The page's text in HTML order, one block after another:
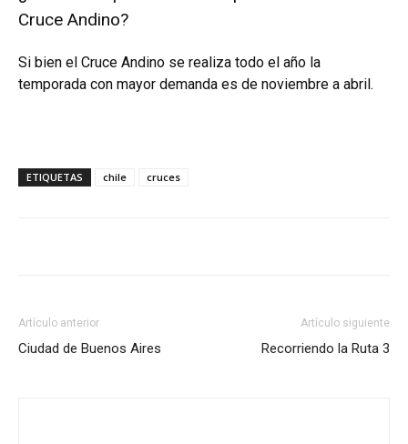
Cruce Andino?
Si bien el Cruce Andino se realiza todo el año la
temporada con mayor demanda es de noviembre a abril.
ETIQUETAS chile cruces
Artículo anterior
Ciudad de Buenos Aires
Artículo siguiente
Recorriendo la Ruta 3